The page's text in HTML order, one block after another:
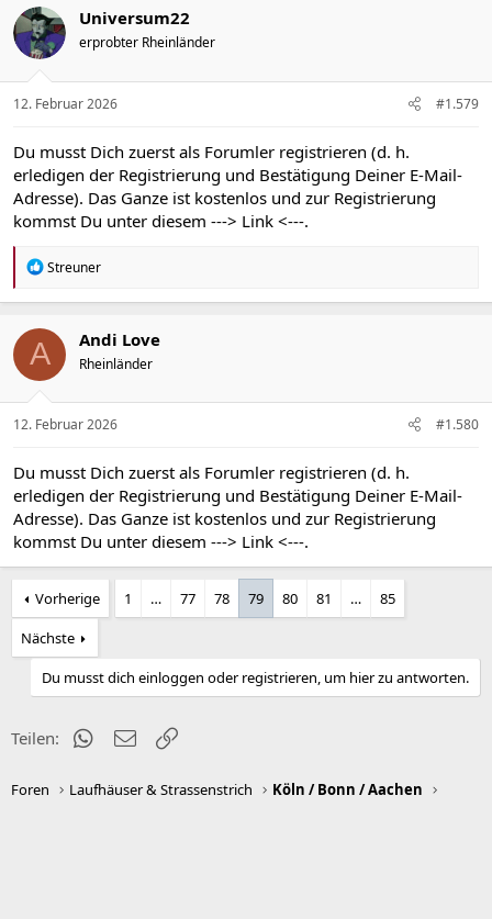
Universum22
erprobter Rheinländer
12. Februar 2026 #1.579
Du musst Dich zuerst als Forumler registrieren (d. h.
erledigen der Registrierung und Bestätigung Deiner E-Mail-
Adresse). Das Ganze ist kostenlos und zur Registrierung
kommst Du unter diesem ---> Link <---.
R
a
t
i
o
e
n
Streuner
A Andi Love
Rheinländer
12. Februar 2026 #1.580
Du musst Dich zuerst als Forumler registrieren (d. h.
erledigen der Registrierung und Bestätigung Deiner E-Mail-
Adresse). Das Ganze ist kostenlos und zur Registrierung
kommst Du unter diesem ---> Link <---.
Vorherige 1 … 77 78 79 80 81 …
85
Nächste
Du musst dich einloggen oder registrieren, um hier zu antworten.
Teilen: WhatsApp
E-Mail
Foren Laufhäuser & Strassenstrich Köln / Bonn / Aachen